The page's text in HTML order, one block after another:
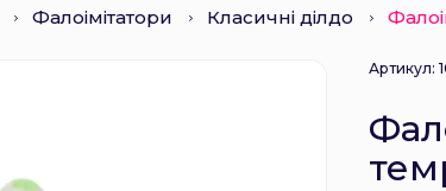
Фалоімітатори Класичні ділдо
Артикул: